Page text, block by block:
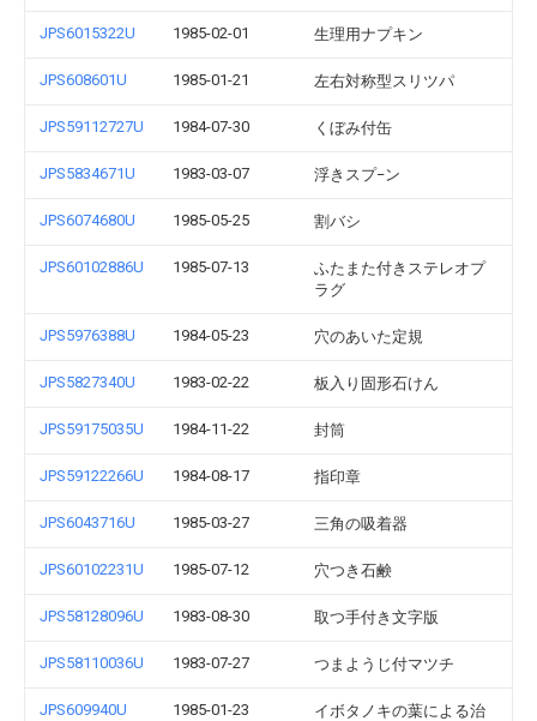
JPS6015322U 1985-02-01 生理用ナプキン
JPS608601U 1985-01-21 左右対称型スリツパ
JPS59112727U 1984-07-30 くぼみ付缶
JPS5834671U 1983-03-07 浮きスプ−ン
JPS6074680U 1985-05-25 割バシ
JPS60102886U 1985-07-13
ふたまた付きステレオプ
ラグ
JPS5976388U 1984-05-23 穴のあいた定規
JPS5827340U 1983-02-22 板入り固形石けん
JPS59175035U 1984-11-22 封筒
JPS59122266U 1984-08-17 指印章
JPS6043716U 1985-03-27 三角の吸着器
JPS60102231U 1985-07-12 穴つき石鹸
JPS58128096U 1983-08-30 取つ手付き文字版
JPS58110036U 1983-07-27 つまようじ付マツチ
JPS609940U 1985-01-23
イボタノキの葉による治